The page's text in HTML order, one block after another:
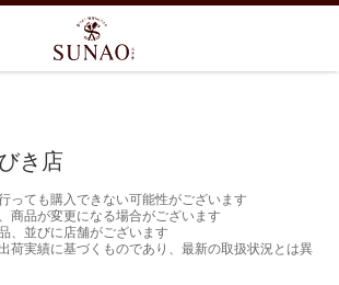
き店
っても購入できない可能性がございます
商品が変更になる場合がございます
、並びに店舗がございます
荷実績に基づくものであり、最新の取扱状況とは異